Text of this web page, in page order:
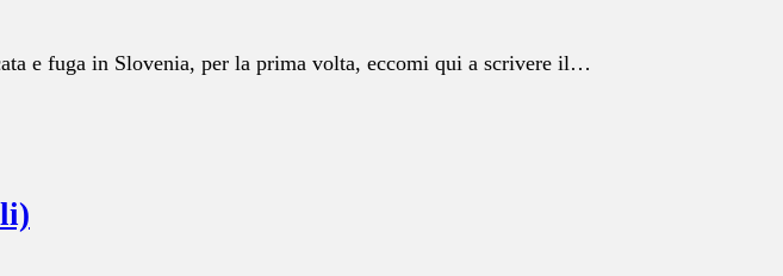
e fuga in Slovenia, per la prima volta, eccomi qui a scrivere il…